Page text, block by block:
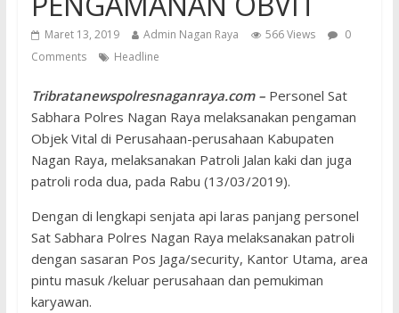
Maret 13, 2019 Admin Nagan Raya 566 Views
0
Comments
Headline
Tribratanewspolresnaganraya.com – Personel Sat
Sabhara Polres Nagan Raya melaksanakan pengaman
Objek Vital di Perusahaan-perusahaan Kabupaten
Nagan Raya, melaksanakan Patroli Jalan kaki dan juga
patroli roda dua, pada Rabu (13/03/2019).
Dengan di lengkapi senjata api laras panjang personel
Sat Sabhara Polres Nagan Raya melaksanakan patroli
dengan sasaran Pos Jaga/security, Kantor Utama, area
pintu masuk /keluar perusahaan dan pemukiman
karyawan.